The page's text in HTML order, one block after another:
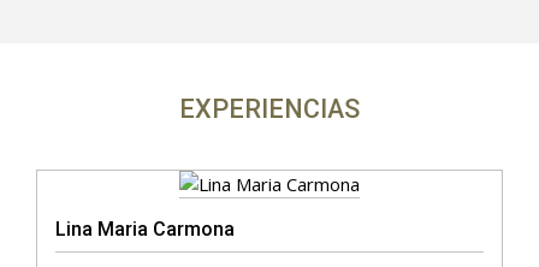
EXPERIENCIAS
Lina Maria Carmona